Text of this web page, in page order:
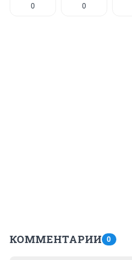
0 0
КОММЕНТАРИИ 0